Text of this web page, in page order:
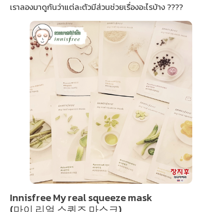
เราลองมาดูกันว่าแต่ละตัวมีส่วนช่วยเรื่องอะไรบ้าง ????
Innisfree My real squeeze mask